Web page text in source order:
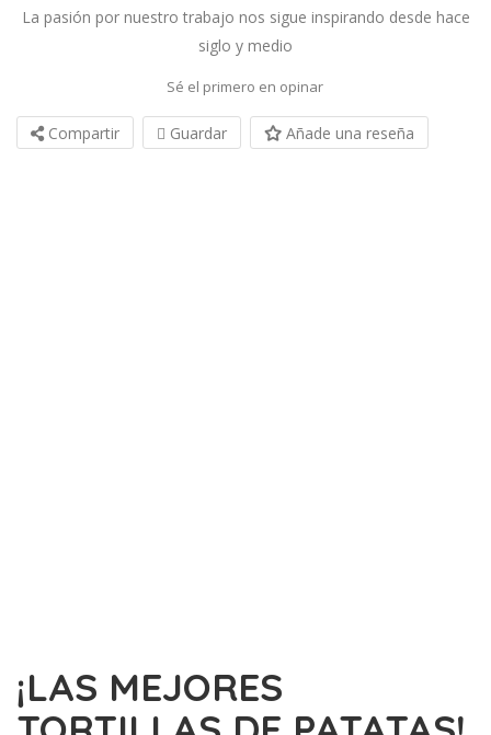
La pasión por nuestro trabajo nos sigue inspirando desde hace
siglo y medio
Sé el primero en opinar
Compartir Guardar Añade una reseña
¡LAS MEJORES